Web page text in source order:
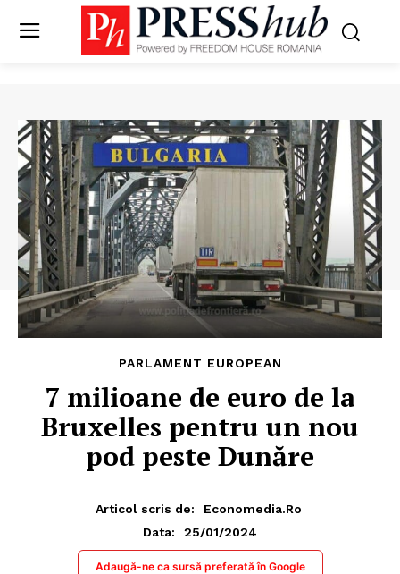
PARLAMENT EUROPEAN
7 milioane de euro de la
Bruxelles pentru un nou
pod peste Dunăre
Articol scris de:
Economedia.ro
Data:
25/01/2024
Adaugă-ne ca sursă preferată în Google